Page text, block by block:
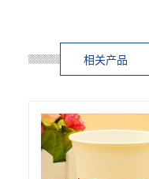
相关产品